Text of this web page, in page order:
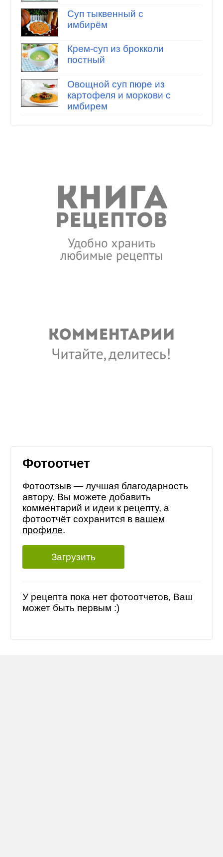
Суп тыквенный с
имбирём
Крем-суп из брокколи
постный
Овощной суп пюре из
картофеля и моркови с
имбирем
Фотоотчет
Фотоотзыв — лучшая благодарность
автору. Вы можете добавить
комментарий и идеи к рецепту, а
фотоотчёт сохранится в вашем
профиле.
Загрузить
У рецепта пока нет фотоотчетов, Ваш
может быть первым :)